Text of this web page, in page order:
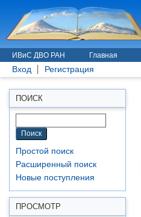
ИВиС ДВО РАН Главная
Вход Регистрация
ПОИСК
Простой поиск
Расширенный поиск
Новые поступления
ПРОСМОТР